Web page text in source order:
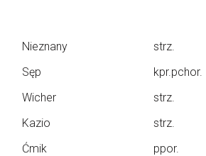
Nieznany strz.
Sęp kpr.pchor.
Wicher strz.
Kazio strz.
Ćmik ppor.